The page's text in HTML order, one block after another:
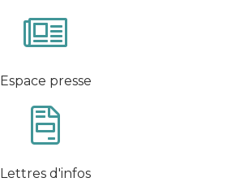
Espace presse
Lettres d'infos